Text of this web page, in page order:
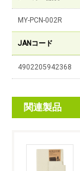
MY-PCN-002R
JANコード
4902205942368
関連製品